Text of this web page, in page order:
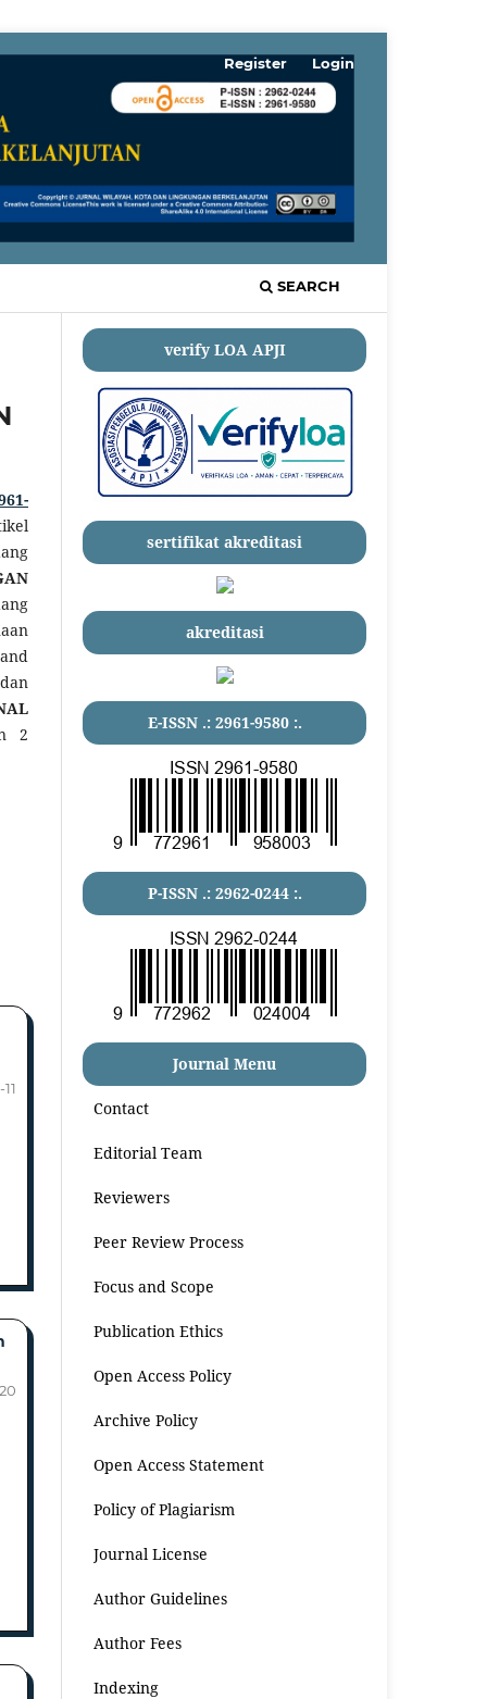
SEARCH
Register Login
2
verify LOA APJI
sertifikat akreditasi
akreditasi
E-ISSN .: 2961-9580:.
P-ISSN .: 2962-0244:.
Journal Menu
Contact
Editorial Team
Reviewers
Peer Review Process
Focus and Scope
Publication Ethics
Open Access Policy
Archive Policy
Open Access Statement
Policy of Plagiarism
Journal License
Author Guidelines
Author Fees
Indexing